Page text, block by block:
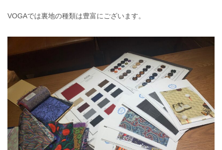
VOGAでは裏地の種類は豊富にございます。